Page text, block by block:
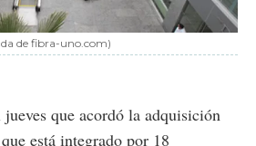
de fibra-uno.com)
que acordó la adquisición
está integrado por 18